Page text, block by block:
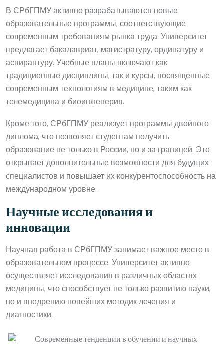
В СРбГПМУ активно разрабатываются новые
образовательные программы, соответствующие
современным требованиям рынка труда. Университет
предлагает бакалавриат, магистратуру, ординатуру и
аспирантуру. Учебные планы включают как
традиционные дисциплины, так и курсы, посвященные
современным технологиям в медицине, таким как
телемедицина и биоинженерия.
Кроме того, СРбГПМУ реализует программы двойного
диплома, что позволяет студентам получить
образование не только в России, но и за границей. Это
открывает дополнительные возможности для будущих
специалистов и повышает их конкурентоспособность на
международном уровне.
Научные исследования и
инновации
Научная работа в СРбГПМУ занимает важное место в
образовательном процессе. Университет активно
осуществляет исследования в различных областях
медицины, что способствует не только развитию науки,
но и внедрению новейших методик лечения и
диагностики.